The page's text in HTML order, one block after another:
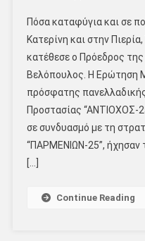
Πόσα καταφύγια και σε
Κατερίνη και στην
κατέθεσε ο Πρόεδρος
Βελόπουλος. Η Ερώτηση
πρόσφατης
Προστασίας “ΑΝΤΙΟΧΟΣ-
σε συνδυασμό με τη
“ΠΑΡΜΕΝΙΩΝ-25”, ήχησαν
[…]
Continue Reading